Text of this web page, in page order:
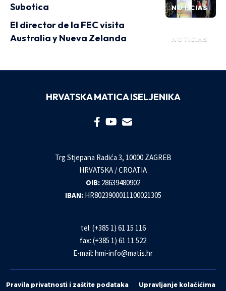
NOTICIAS
Subotica
NOTICIAS
El director de la FEC visita
Australia y Nueva Zelanda
HRVATSKA MATICA ISELJENIKA
Trg Stjepana Radića 3, 10000 ZAGREB
HRVATSKA / CROATIA
OIB: 28639480902
IBAN: HR8023900011100021305
tel: (+385 1) 61 15 116
fax: (+385 1) 61 11 522
E-mail: hmi-info@matis.hr
Pravila privatnosti i zaštite podataka Upravljanje kolačićima